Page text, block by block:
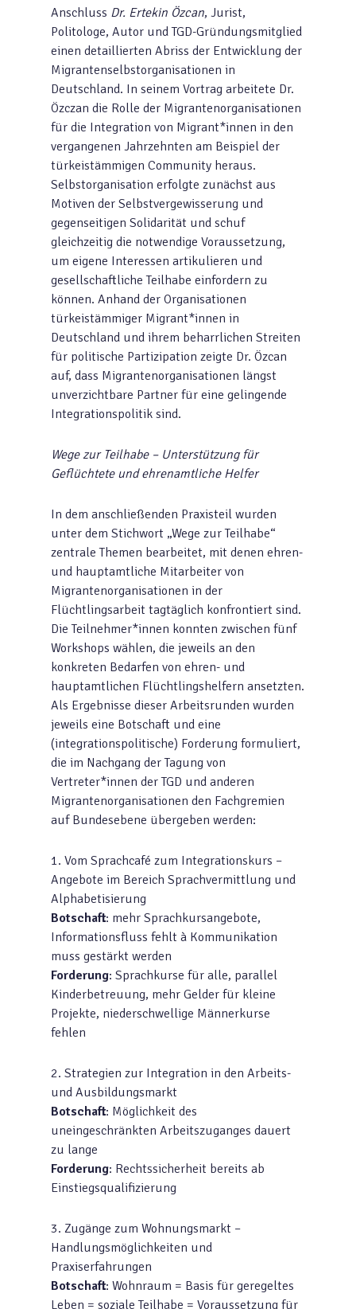
Anschluss Dr. Ertekin Özcan, Jurist,
Politologe, Autor und TGD-Gründungsmitglied
einen detaillierten Abriss der Entwicklung der
Migrantenselbstorganisationen in
Deutschland. In seinem Vortrag arbeitete Dr.
Özczan die Rolle der Migrantenorganisationen
für die Integration von Migrant*innen in den
vergangenen Jahrzehnten am Beispiel der
türkeistämmigen Community heraus.
Selbstorganisation erfolgte zunächst aus
Motiven der Selbstvergewisserung und
gegenseitigen Solidarität und schuf
gleichzeitig die notwendige Voraussetzung,
um eigene Interessen artikulieren und
gesellschaftliche Teilhabe einfordern zu
können. Anhand der Organisationen
türkeistämmiger Migrant*innen in
Deutschland und ihrem beharrlichen Streiten
für politische Partizipation zeigte Dr. Özcan
auf, dass Migrantenorganisationen längst
unverzichtbare Partner für eine gelingende
Integrationspolitik sind.
Wege zur Teilhabe – Unterstützung für
Geflüchtete und ehrenamtliche Helfer
In dem anschließenden Praxisteil wurden
unter dem Stichwort „Wege zur Teilhabe“
zentrale Themen bearbeitet, mit denen ehren-
und hauptamtliche Mitarbeiter von
Migrantenorganisationen in der
Flüchtlingsarbeit tagtäglich konfrontiert sind.
Die Teilnehmer*innen konnten zwischen fünf
Workshops wählen, die jeweils an den
konkreten Bedarfen von ehren- und
hauptamtlichen Flüchtlingshelfern ansetzten.
Als Ergebnisse dieser Arbeitsrunden wurden
jeweils eine Botschaft und eine
(integrationspolitische) Forderung formuliert,
die im Nachgang der Tagung von
Vertreter*innen der TGD und anderen
Migrantenorganisationen den Fachgremien
auf Bundesebene übergeben werden:
1. Vom Sprachcafé zum Integrationskurs –
Angebote im Bereich Sprachvermittlung und
Alphabetisierung
Botschaft: mehr Sprachkursangebote,
Informationsfluss fehlt à Kommunikation
muss gestärkt werden
Forderung: Sprachkurse für alle, parallel
Kinderbetreuung, mehr Gelder für kleine
Projekte, niederschwellige Männerkurse
fehlen
2. Strategien zur Integration in den Arbeits-
und Ausbildungsmarkt
Botschaft: Möglichkeit des
uneingeschränkten Arbeitszuganges dauert
zu lange
Forderung: Rechtssicherheit bereits ab
Einstiegsqualifizierung
3. Zugänge zum Wohnungsmarkt –
Handlungsmöglichkeiten und
Praxiserfahrungen
Botschaft: Wohnraum = Basis für geregeltes
Leben = soziale Teilhabe = Voraussetzung für